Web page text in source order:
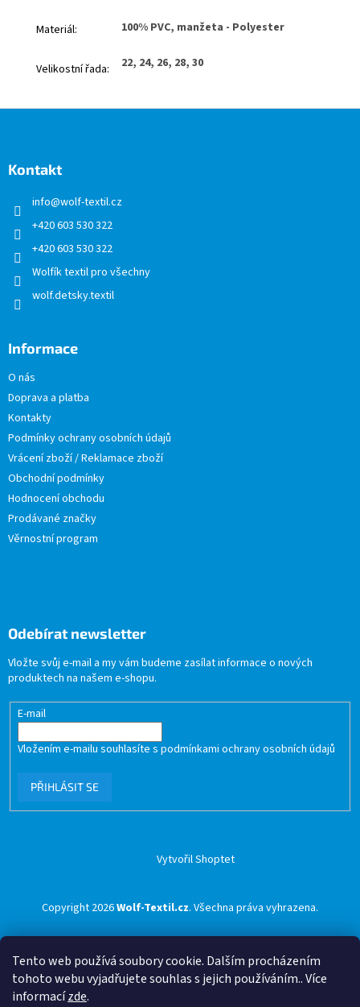
Tento web používá soubory cookie. Dalším procházením
tohoto webu vyjadřujete souhlas s jejich používáním.. Více
informacízde.
Materiál: 100% PVC, manžeta - Polyester
Velikostní řada: 22, 24, 26, 28, 30
Kontakt
info@wolf-textil.cz
+420 603 530 322
+420 603 530 322
Wolfík textil pro všechny
wolf.detsky.textil
Informace
O nás
Doprava a platba
Kontakty
Podmínky ochrany osobních údajů
Vrácení zboží / Reklamace zboží
Obchodní podmínky
Hodnocení obchodu
Prodávané značky
Věrnostní program
Odebírat newsletter
Vložte svůj e-mail a my vám budeme zasílat informace o nových
produktech na našem e-shopu.
E-mail
Vložením e-mailu souhlasíte s podmínkami ochrany osobních údajů
PŘIHLÁSIT SE
Vytvořil Shoptet
Copyright 2026Wolf-Textil.cz. Všechna práva vyhrazena.